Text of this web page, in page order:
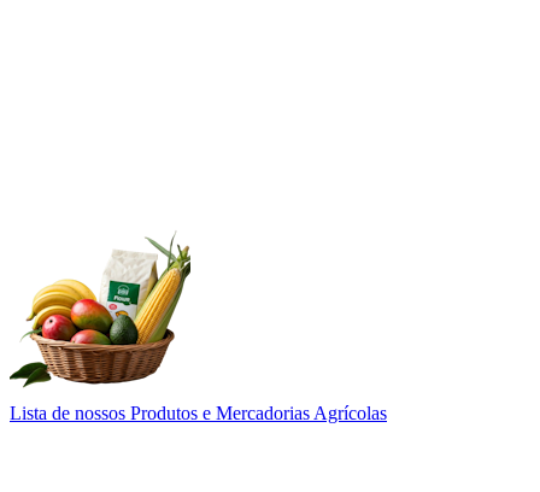
Lista de nossos Produtos e Mercadorias Agrícolas